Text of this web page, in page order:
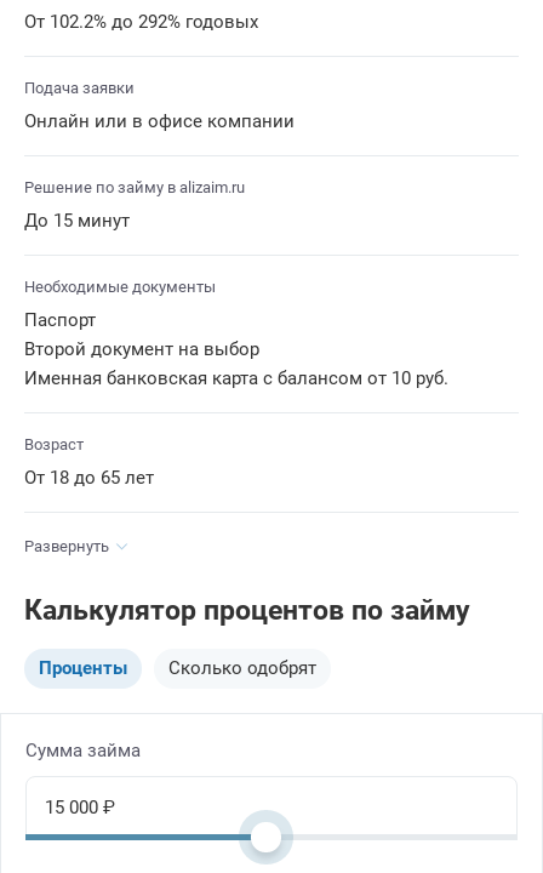
От 102.2% до 292% годовых
Подача заявки
Онлайн или в офисе компании
Решение по займу в alizaim.ru
До 15 минут
Необходимые документы
Паспорт
Второй документ на выбор
Именная банковская карта с балансом от 10 руб.
Возраст
От 18 до 65 лет
Развернуть
Калькулятор процентов по займу
Проценты Сколько одобрят
Сумма займа